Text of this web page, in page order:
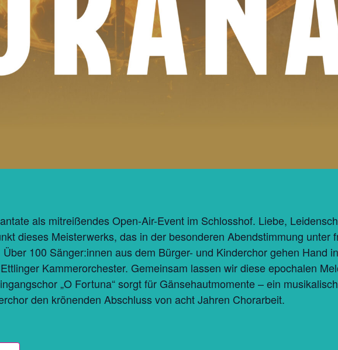
als mitreißendes Open-Air-Event im Schlosshof. Liebe,
dieses Meisterwerks, das in der besonderen Abendstimmung unter
100 Sänger:innen aus dem Bürger- und Kinderchor gehen Hand
Kammerorchester. Gemeinsam lassen wir diese epochalen
„O Fortuna“ sorgt für Gänsehautmomente – ein
den krönenden Abschluss von acht Jahren Chorarbeit.